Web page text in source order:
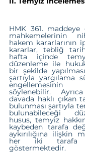
HMK 361.
mahkemelerinin
hakem kararlarının
kararlar, tebliğ
hafta içinde
düzenleme ile
bir şekilde
şartıyla yargılama
söylenebilir.
davada haklı çıkan
bulunması şartıyla
bulunabileceği
husus, temyiz
kaybeden tarafa
aykırılığına ilişkin
her iki tarafa
göstermektedir.